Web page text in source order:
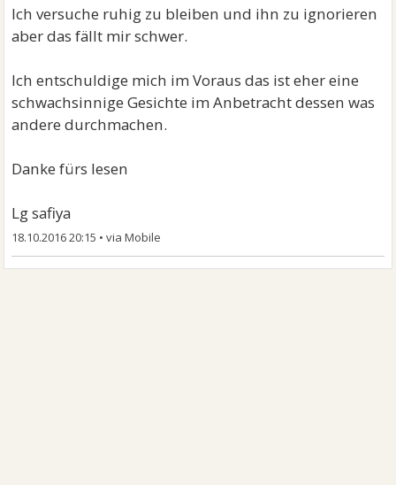
Ich versuche ruhig zu bleiben und ihn zu ignorieren
aber das fällt mir schwer.
Ich entschuldige mich im Voraus das ist eher eine
schwachsinnige Gesichte im Anbetracht dessen was
andere durchmachen.
Danke fürs lesen
Lg safiya
18.10.2016 20:15 •